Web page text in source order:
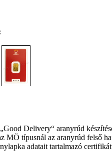
Delivery“ aranyrúd
típusnál az aranyrúd felső
adatait tartalmazó